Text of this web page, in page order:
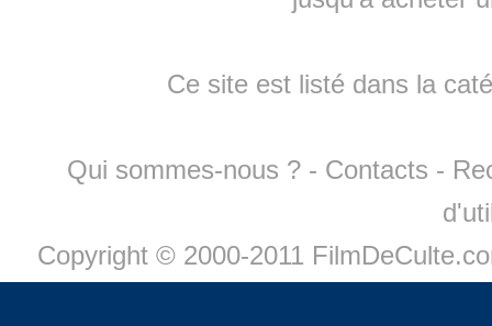
Ce site est listé dans la
Qui sommes-nous ? - Contacts -
Copyright © 2000-2011